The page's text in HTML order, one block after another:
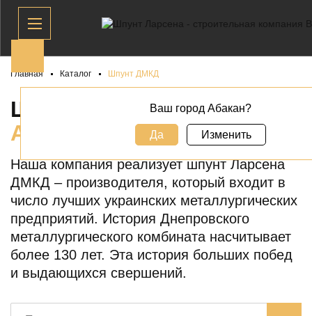
Главная Каталог Шпунт ДМКД
ШПУНТ ДМКД В
АБАКАНЕ
Наша компания реализует шпунт Ларсена
ДМКД – производителя, который входит в
число лучших украинских металлургических
предприятий. История Днепровского
металлургического комбината насчитывает
более 130 лет. Эта история больших побед
и выдающихся свершений.
Ваш город Абакан?
Да Изменить